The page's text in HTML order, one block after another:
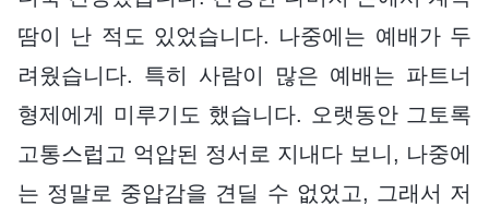
땀이 난 적도 있었습니다. 나중에는 예배가 두
려웠습니다. 특히 사람이 많은 예배는 파트너
형제에게 미루기도 했습니다. 오랫동안 그토록
고통스럽고 억압된 정서로 지내다 보니, 나중에
는 정말로 중압감을 견딜 수 없었고, 그래서 저